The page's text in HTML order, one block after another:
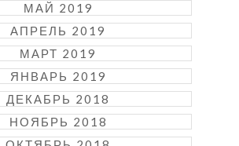
МАЙ 2019
АПРЕЛЬ 2019
МАРТ 2019
ЯНВАРЬ 2019
ДЕКАБРЬ 2018
НОЯБРЬ 2018